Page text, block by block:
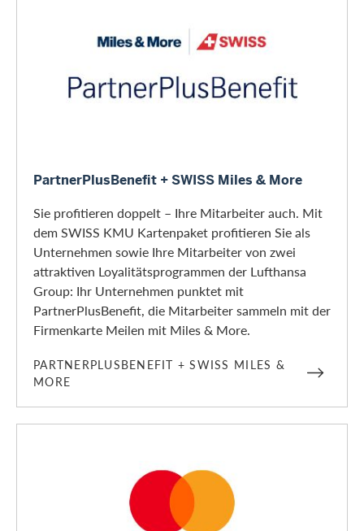
PartnerPlusBenefit + SWISS Miles & More
Sie profitieren doppelt – Ihre Mitarbeiter auch. Mit
dem SWISS KMU Kartenpaket profitieren Sie als
Unternehmen sowie Ihre Mitarbeiter von zwei
attraktiven Loyalitätsprogrammen der Lufthansa
Group: Ihr Unternehmen punktet mit
PartnerPlusBenefit, die Mitarbeiter sammeln mit der
Firmenkarte Meilen mit Miles & More.
PARTNERPLUSBENEFIT + SWISS MILES &
MORE